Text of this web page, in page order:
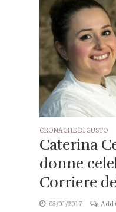
CRONACHE DI GUSTO
Caterina
donne
Corriere
05/01/2017 Add